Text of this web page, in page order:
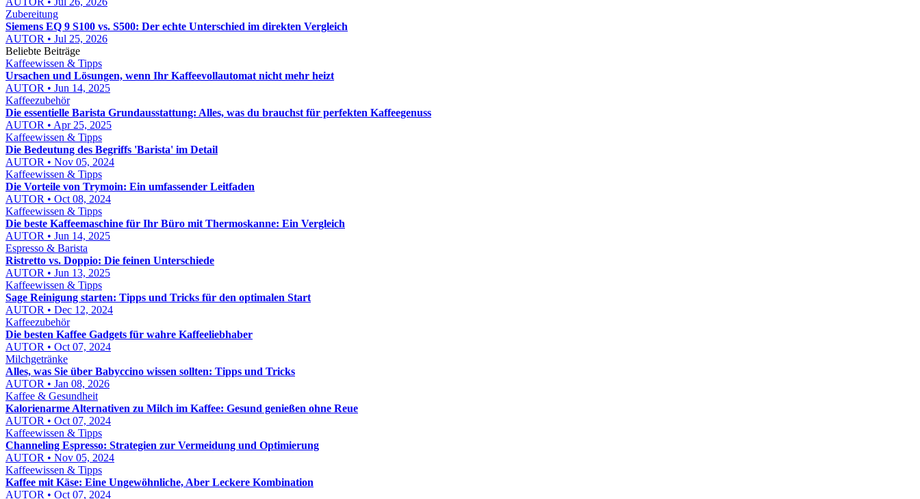
Zubereitung
Siemens EQ 9 S100 vs. S500: Der echte Unterschied im direkten Vergleich
AUTOR • Jul 25, 2026
Beliebte Beiträge
Kaffeewissen & Tipps
Ursachen und Lösungen, wenn Ihr Kaffeevollautomat nicht mehr heizt
AUTOR • Jun 14, 2025
Kaffeezubehör
Die essentielle Barista Grundausstattung: Alles, was du brauchst für perfekten Kaffeegenuss
AUTOR • Apr 25, 2025
Kaffeewissen & Tipps
Die Bedeutung des Begriffs 'Barista' im Detail
AUTOR • Nov 05, 2024
Kaffeewissen & Tipps
Die Vorteile von Trymoin: Ein umfassender Leitfaden
AUTOR • Oct 08, 2024
Kaffeewissen & Tipps
Die beste Kaffeemaschine für Ihr Büro mit Thermoskanne: Ein Vergleich
AUTOR • Jun 14, 2025
Espresso & Barista
Ristretto vs. Doppio: Die feinen Unterschiede
AUTOR • Jun 13, 2025
Kaffeewissen & Tipps
Sage Reinigung starten: Tipps und Tricks für den optimalen Start
AUTOR • Dec 12, 2024
Kaffeezubehör
Die besten Kaffee Gadgets für wahre Kaffeeliebhaber
AUTOR • Oct 07, 2024
Milchgetränke
Alles, was Sie über Babyccino wissen sollten: Tipps und Tricks
AUTOR • Jan 08, 2026
Kaffee & Gesundheit
Kalorienarme Alternativen zu Milch im Kaffee: Gesund genießen ohne Reue
AUTOR • Oct 07, 2024
Kaffeewissen & Tipps
Channeling Espresso: Strategien zur Vermeidung und Optimierung
AUTOR • Nov 05, 2024
Kaffeewissen & Tipps
Kaffee mit Käse: Eine Ungewöhnliche, Aber Leckere Kombination
AUTOR • Oct 07, 2024